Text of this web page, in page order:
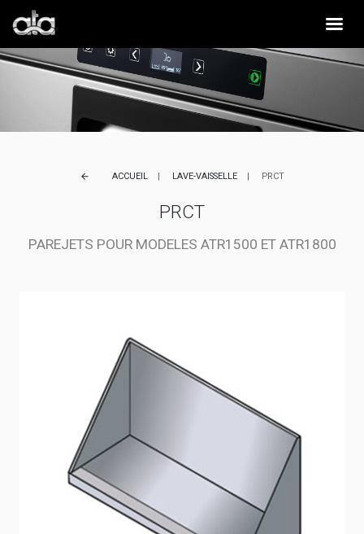
arrow_back ACCUEIL LAVE-VAISSELLE PRCT
PRCT
PAREJETS POUR MODELES ATR1500 ET ATR1800